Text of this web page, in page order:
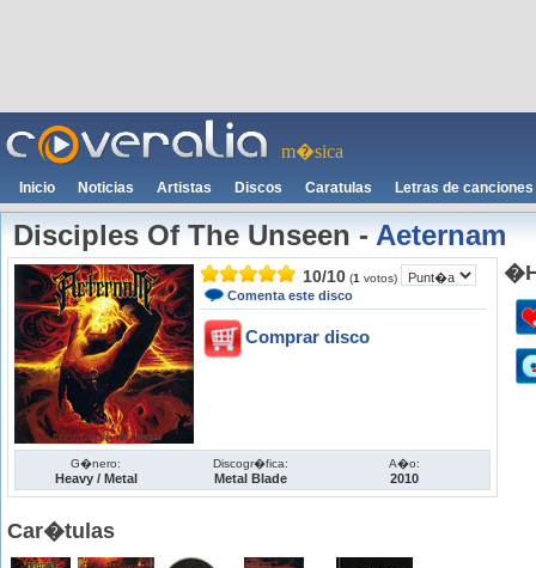
m�sica
Inicio Noticias Artistas Discos Caratulas Letras de canciones
Disciples Of The Unseen-Aeternam
10/10 (1 votos)
Comenta este disco
Comprar disco
G�nero:
Heavy / Metal
Discogr�fica:
Metal Blade
A�o:
2010
Car�tulas